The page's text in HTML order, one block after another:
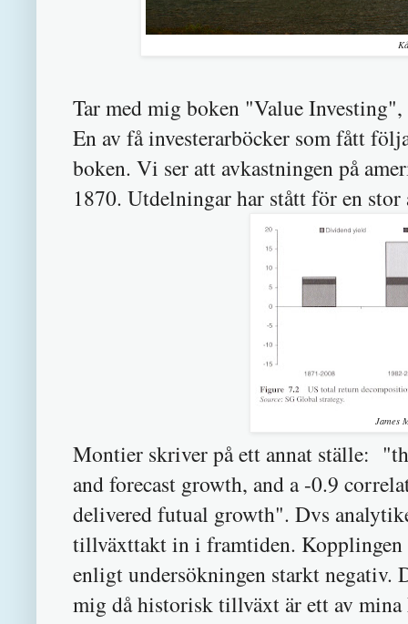
Tar med mig boken "Value
En av få investerarböcker som fått
boken. Vi ser att avkastningen på
1870. Utdelningar har stått för en stor
James
Montier skriver på ett annat ställe:
and forecast growth, and a -0.9
delivered futual growth". Dvs
tillväxttakt in i framtiden.
enligt undersökningen starkt negativ.
mig då historisk tillväxt är ett av